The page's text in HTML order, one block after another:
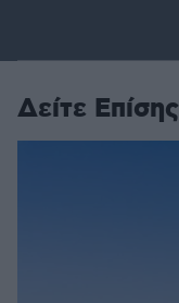
Δείτε Επίσης